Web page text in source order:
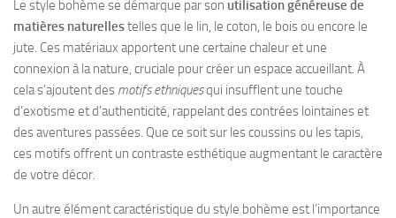
Le style bohème se démarque par son utilisation généreuse de
matières naturellestelles que le lin, le coton, le bois ou encore le
jute. Ces matériaux apportent une certaine chaleur et une
connexion à la nature, cruciale pour créer un espace accueillant. À
cela s’ajoutent des motifs ethniquesqui insufflent une touche
d’exotisme et d’authenticité, rappelant des contrées lointaines et
des aventures passées. Que ce soit sur les coussins ou les tapis,
ces motifs offrent un contraste esthétique augmentant le caractère
de votre décor.
Un autre élément caractéristique du style bohème est l’importance